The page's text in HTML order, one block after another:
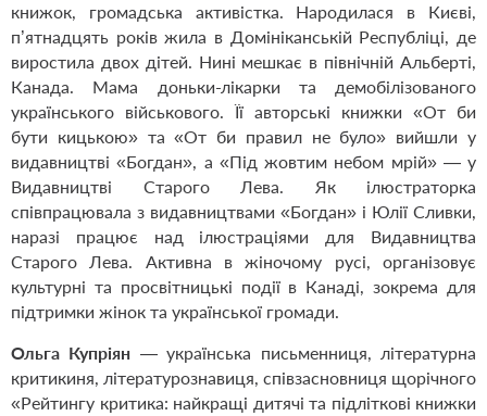
книжок, громадська активістка. Народилася в Києві,
п’ятнадцять років жила в Домініканській Республіці, де
виростила двох дітей. Нині мешкає в північній Альберті,
Канада. Мама доньки-лікарки та демобілізованого
українського військового. Її авторські книжки «От би
бути кицькою» та «От би правил не було» вийшли у
видавництві «Богдан», а «Під жовтим небом мрій» — у
Видавництві Старого Лева. Як ілюстраторка
співпрацювала з видавництвами «Богдан» і Юлії Сливки,
наразі працює над ілюстраціями для Видавництва
Старого Лева. Активна в жіночому русі, організовує
культурні та просвітницькі події в Канаді, зокрема для
підтримки жінок та української громади.
Ольга Купріян — українська письменниця, літературна
критикиня, літературознавиця, співзасновниця щорічного
«Рейтингу критика: найкращі дитячі та підліткові книжки